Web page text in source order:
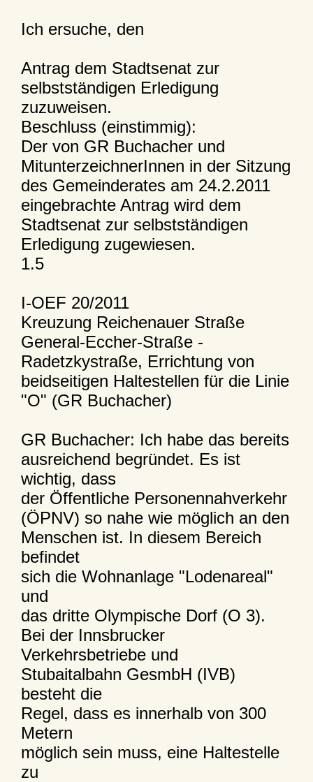
Ich ersuche, den
Antrag dem Stadtsenat zur
selbstständigen Erledigung
zuzuweisen.
Beschluss (einstimmig):
Der von GR Buchacher und
MitunterzeichnerInnen in der Sitzung
des Gemeinderates am 24.2.2011
eingebrachte Antrag wird dem
Stadtsenat zur selbstständigen
Erledigung zugewiesen.
1.5
I-OEF 20/2011
Kreuzung Reichenauer Straße
General-Eccher-Straße -
Radetzkystraße, Errichtung von
beidseitigen Haltestellen für die Linie
"O" (GR Buchacher)
GR Buchacher: Ich habe das bereits
ausreichend begründet. Es ist
wichtig, dass
der Öffentliche Personennahverkehr
(ÖPNV) so nahe wie möglich an den
Menschen ist. In diesem Bereich
befindet
sich die Wohnanlage "Lodenareal"
und
das dritte Olympische Dorf (O 3).
Bei der Innsbrucker
Verkehrsbetriebe und
Stubaitalbahn GesmbH (IVB)
besteht die
Regel, dass es innerhalb von 300
Metern
möglich sein muss, eine Haltestelle
zu